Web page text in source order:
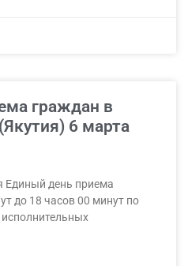
граждан в
6 марта
Единый день приема
до 18 часов 00 минут по